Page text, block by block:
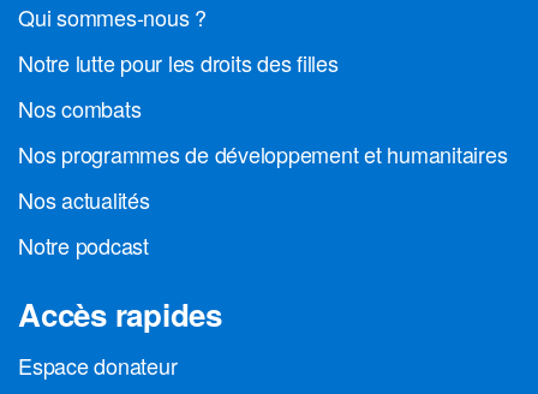
Qui sommes-nous ?
Notre lutte pour les droits des filles
Nos combats
Nos programmes de développement et humanitaires
Nos actualités
Notre podcast
Accès rapides
Espace donateur